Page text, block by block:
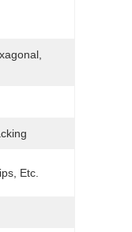
Etc.